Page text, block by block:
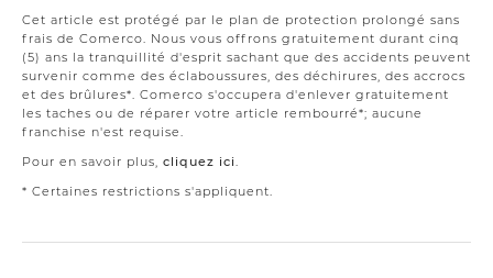
Cet article est protégé par le plan de protection prolongé sans
frais de Comerco. Nous vous offrons gratuitement durant cinq
(5) ans la tranquillité d'esprit sachant que des accidents peuvent
survenir comme des éclaboussures, des déchirures, des accrocs
et des brûlures*. Comerco s'occupera d'enlever gratuitement
les taches ou de réparer votre article rembourré*; aucune
franchise n'est requise.
Pour en savoir plus, cliquez ici
* Certaines restrictions s'appliquent.